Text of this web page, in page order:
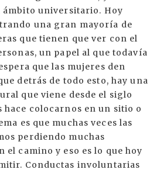
ámbito universitario. Hoy
una gran mayoría de
que tienen que ver con el
un papel al que todavía
que las mujeres den
detrás de todo esto, hay una
que viene desde el siglo
hace colocarnos en un sitio o
es que muchas veces las
perdiendo muchas
el camino y eso es lo que hoy
Conductas involuntarias